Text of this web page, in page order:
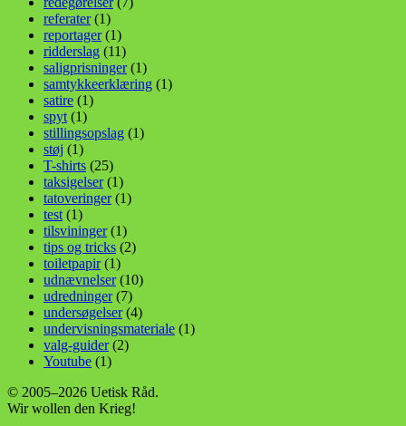
referater(1)
reportager(1)
ridderslag (11)
saligprisninger(1)
samtykkeerklæring (1)
satire (1)
spyt (1)
stillingsopslag (1)
støj (1)
T-shirts (25)
taksigelser(1)
tatoveringer(1)
test (1)
tilsvininger(1)
tips og tricks (2)
toiletpapir(1)
udnævnelser(10)
udredninger(7)
undersøgelser(4)
undervisningsmateriale (1)
valg-guider(2)
Youtube (1)
© 2005–2026 Uetisk Råd.
Wir wollen den Krieg!